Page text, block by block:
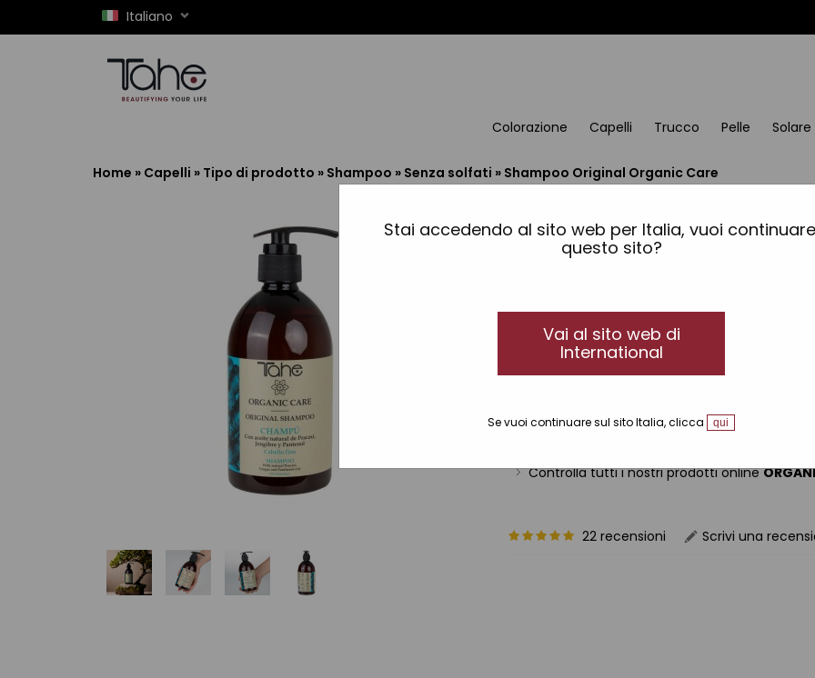
Stai accedendo al sito web per Italia, vuoi
questo sito?
Vai al sito web di
International
Se vuoi continuare sul sito Italia, clicca qui
Italiano
Colorazione Capelli Trucco Pelle Solare
Home » Capelli » Tipo di prodotto » Shampoo » Senza solfati » Shampoo Original Organic Care
Shampoo Original
Capelli fini
Deterge e idrata in profondità apportando
morbido e ultrabrillante dei capelli. Lascia i
Formati disponibili:
Controlla tutti i nostri prodotti online
22 recensioni Scrivi una